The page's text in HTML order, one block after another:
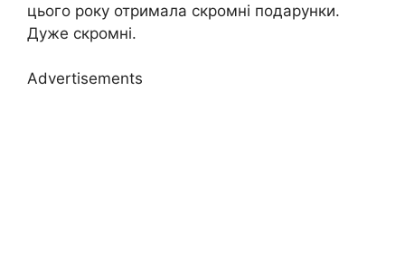
цього року отримала скромні подарунки.
Дуже скромні.
Advertisements